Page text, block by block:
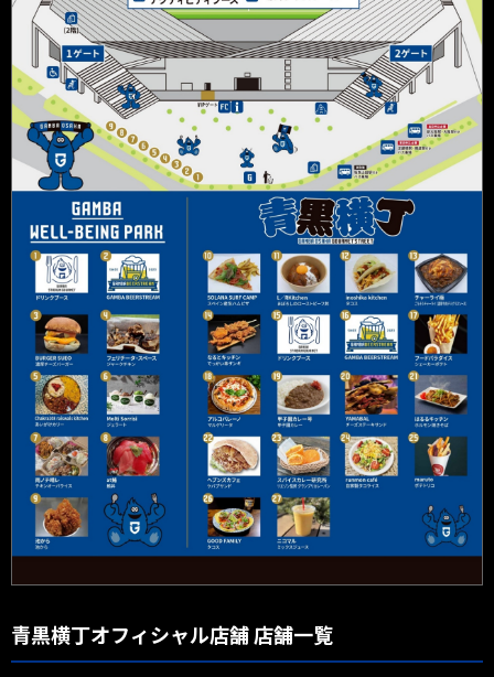
青黒横丁オフィシャル店舗 店舗一覧